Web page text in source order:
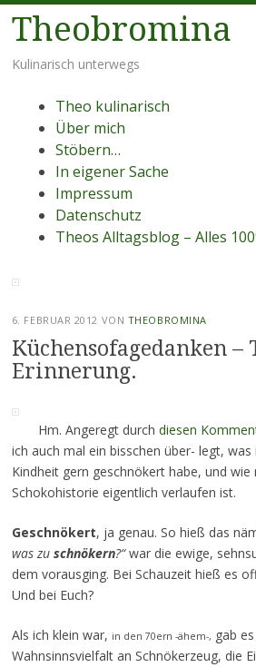
Theobromina
Kulinarisch unterwegs
Menü
Zum
Inhalt
springen
Theo kulinarisch
Über mich
Stöbern…
In eigener Sache
Impressum
Datenschutz
Theos Alltagsblog – Alles
6. FEBRUAR 2012 VON THEOBROMINA
Küchensofagedanken –
Erinnerung.
Hm. Angeregt durch diesen
ich auch mal ein bisschen über- legt,
Kindheit gern geschnökert habe, und wie
Schokohistorie eigentlich verlaufen ist.
Geschnökert, ja genau. So hieß das
was zu schnökern?“war die ewige,
dem vorausging. Bei Schauzeit hieß es
Und bei Euch?
Als ich klein war, in den 70ern -ähem-, gab
Wahnsinnsvielfalt an Schnökerzeug, die